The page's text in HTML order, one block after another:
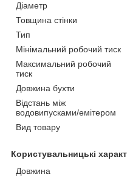
Діаметр
Товщина стінки
Тип
Мінімальний робочий тиск
Максимальний робочий
тиск
Довжина бухти
Відстань між
водовипусками/емітером
Вид товару
Користувальницькі
Довжина